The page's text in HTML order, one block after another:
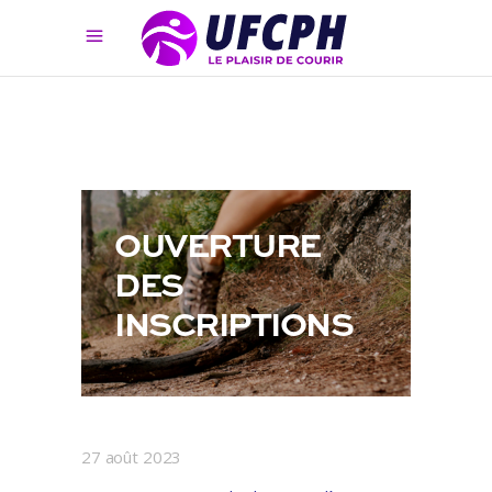
OUVERTURE
DES
INSCRIPTIONS
27 août 2023